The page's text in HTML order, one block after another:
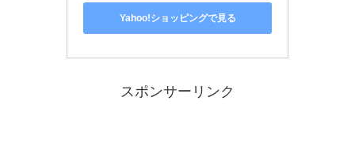
Yahoo!ショッピングで見る
スポンサーリンク